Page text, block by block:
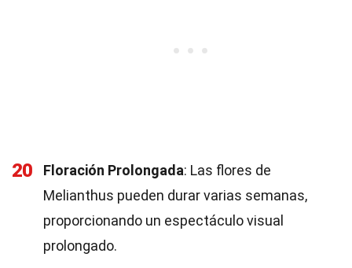
20 Floración Prolongada: Las flores de
Melianthus pueden durar varias semanas,
proporcionando un espectáculo visual
prolongado.